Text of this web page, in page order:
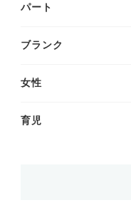
パート
ブランク
女性
育児